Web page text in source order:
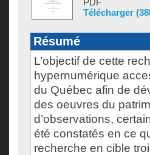
PDF
Télécharger
Résumé
L’objectif de cette
hypernumérique
du Québec afin de
des oeuvres du
d’observations,
été constatés en ce
recherche en cible